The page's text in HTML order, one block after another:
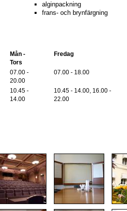
alginpackning
frans- och brynfärgning
Mån -
Tors
Fredag
07.00 -
20.00
07.00 - 18.00
10.45 -
14.00
10.45 - 14.00, 16.00 -
22.00